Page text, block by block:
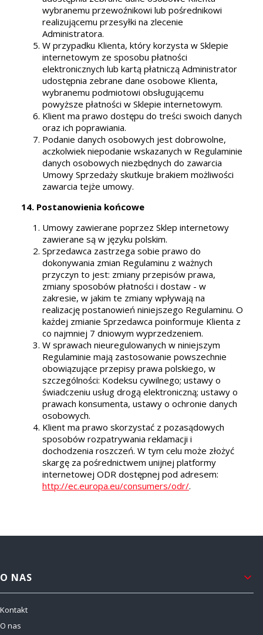
wybranemu przewoźnikowi lub pośrednikowi
realizującemu przesyłki na zlecenie
Administratora.
W przypadku Klienta, który korzysta w Sklepie
internetowym ze sposobu płatności
elektronicznych lub kartą płatniczą Administrator
udostępnia zebrane dane osobowe Klienta,
wybranemu podmiotowi obsługującemu
powyższe płatności w Sklepie internetowym.
Klient ma prawo dostępu do treści swoich danych
oraz ich poprawiania.
Podanie danych osobowych jest dobrowolne,
aczkolwiek niepodanie wskazanych w Regulaminie
danych osobowych niezbędnych do zawarcia
Umowy Sprzedaży skutkuje brakiem możliwości
zawarcia tejże umowy.
14. Postanowienia końcowe
Umowy zawierane poprzez Sklep internetowy
zawierane są w języku polskim.
Sprzedawca zastrzega sobie prawo do
dokonywania zmian Regulaminu z ważnych
przyczyn to jest: zmiany przepisów prawa,
zmiany sposobów płatności i dostaw - w
zakresie, w jakim te zmiany wpływają na
realizację postanowień niniejszego Regulaminu. O
każdej zmianie Sprzedawca poinformuje Klienta z
co najmniej 7 dniowym wyprzedzeniem.
W sprawach nieuregulowanych w niniejszym
Regulaminie mają zastosowanie powszechnie
obowiązujące przepisy prawa polskiego, w
szczególności: Kodeksu cywilnego; ustawy o
świadczeniu usług drogą elektroniczną; ustawy o
prawach konsumenta, ustawy o ochronie danych
osobowych.
Klient ma prawo skorzystać z pozasądowych
sposobów rozpatrywania reklamacji i
dochodzenia roszczeń. W tym celu może złożyć
skargę za pośrednictwem unijnej platformy
internetowej ODR dostępnej pod adresem:
http://ec.europa.eu/consumers/odr/.
Linki w stopce
O NAS
Kontakt
O nas